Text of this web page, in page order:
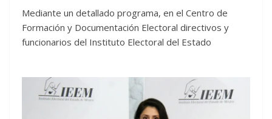
Mediante un detallado programa, en el Centro de
Formación y Documentación Electoral directivos y
funcionarios del Instituto Electoral del Estado